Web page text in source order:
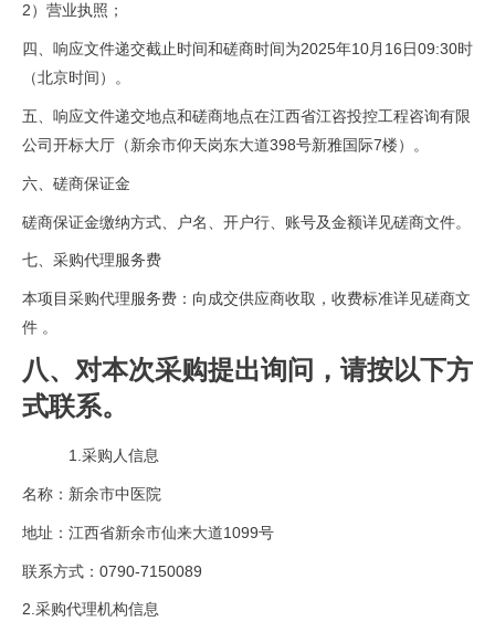
2）营业执照；
四、响应文件递交截止时间和磋商时间为2025年10月16日09:30时
（北京时间）。
五、响应文件递交地点和磋商地点在江西省江咨投控工程咨询有限
公司开标大厅（新余市仰天岗东大道398号新雅国际7楼）。
六、磋商保证金
磋商保证金缴纳方式、户名、开户行、账号及金额详见磋商文件。
七、采购代理服务费
本项目采购代理服务费：向成交供应商收取，收费标准详见磋商文
件 。
八、对本次采购提出询问，请按以下方
式联系。
1.采购人信息
名称：新余市中医院
地址：江西省新余市仙来大道1099号
联系方式：0790-7150089
2.采购代理机构信息